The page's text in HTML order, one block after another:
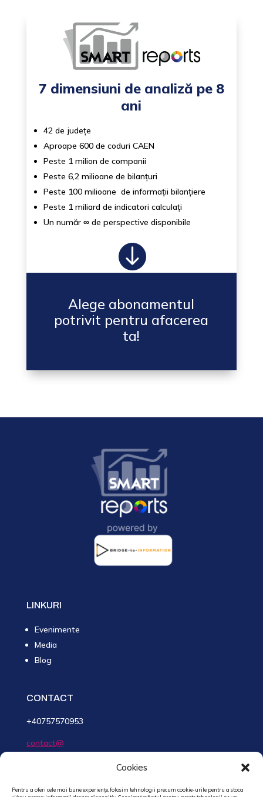
Cookies
Pentru a oferi cele mai bune experiențe, folosim tehnologii precum cookie-urile pentru a stoca
7 dimensiuni de analiză pe 8
ani
42 de județe
Aproape 600 de coduri CAEN
Peste 1 milion de companii
Peste 6,2 milioane de bilanțuri
Peste 100 milioane de informații bilanțiere
Peste 1 miliard de indicatori calculați
Un număr ∞de perspective disponibile

Alege abonamentul
potrivit pentru afacerea
ta!
LINKURI
Evenimente
Media
Blog
CONTACT
+40757570953
contact@